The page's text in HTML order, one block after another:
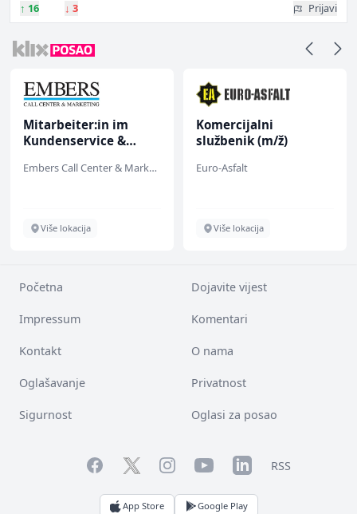
↑ 16 ↓ 3 Prijavi
Mitarbeiter:in im
Kundenservice &
Embers Call Center & Marketing
Više lokacija
Komercijalni
službenik (m/ž)
Euro-Asfalt
Više lokacija
Početna Dojavite vijest
Impressum Komentari
Kontakt O nama
Oglašavanje Privatnost
Sigurnost Oglasi za posao
FacebookTwitterInstagramYouTubeLinkedInRSS
App Store Google Play